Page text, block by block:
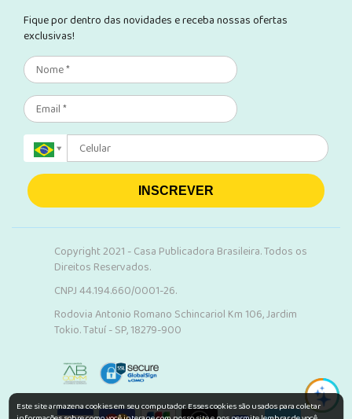
Fique por dentro das novidades e receba nossas ofertas
exclusivas!
INSCREVER
Copyright 2021 - Casa Publicadora Brasileira. Todos os
Direitos Reservados.
CNPJ 44.194.660/0001-26.
Rodovia Antonio Romano Schincariol Km 106, Jardim
Tokio. Tatuí - SP, 18279-900
Este site armazena cookies em seu computador. Esses cookies são usados para coletar